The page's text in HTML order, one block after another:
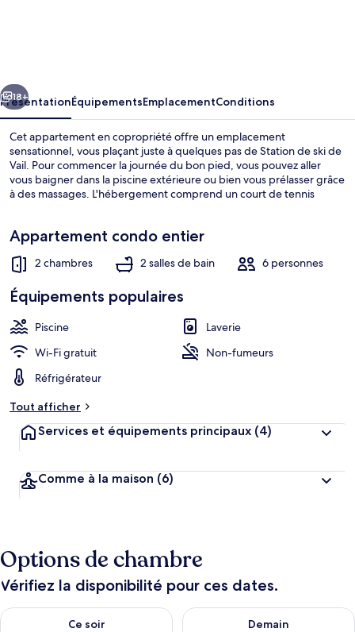
Access
to
Gondola
by
RedAwning
Appart'hôtel, 2 chambres | Intérieur
Suivant
18+
PrésentationÉquipementsEmplacementConditions
Cet appartement en copropriété offre un emplacement
sensationnel, vous plaçant juste à quelques pas de Station de ski de
Vail. Pour commencer la journée du bon pied, vous pouvez aller
vous baigner dans la piscine extérieure ou bien vous prélasser grâce
à des massages. L'hébergement comprend un court de tennis
Appartement condo entier
2 chambres 2 salles de bain 6 personnes
Équipements populaires
Piscine
Laverie
Wi-Fi gratuit
Non-fumeurs
Réfrigérateur
Tout afficher
Services et équipements principaux (4)
Comme à la maison (6)
Options de chambre
Vérifiez la disponibilité pour ces dates.
Ce soir
Vérifier la disponibilité pour ce soir août 7 - août 8
Demain
Vérifier la disponibilité pour